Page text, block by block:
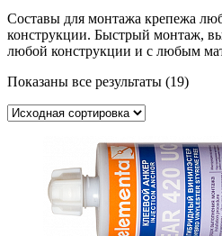
Составы для монтажа крепежа
конструкции. Быстрый монтаж,
любой конструкции и с любым
Показаны все результаты (19)